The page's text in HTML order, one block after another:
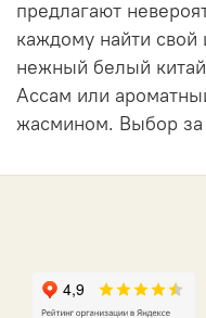
предлагают
каждому найти свой
нежный белый
Ассам или
жасмином. Выбор за